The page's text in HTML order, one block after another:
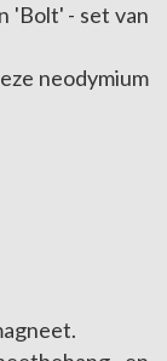
'Bolt' - set van
neodymium